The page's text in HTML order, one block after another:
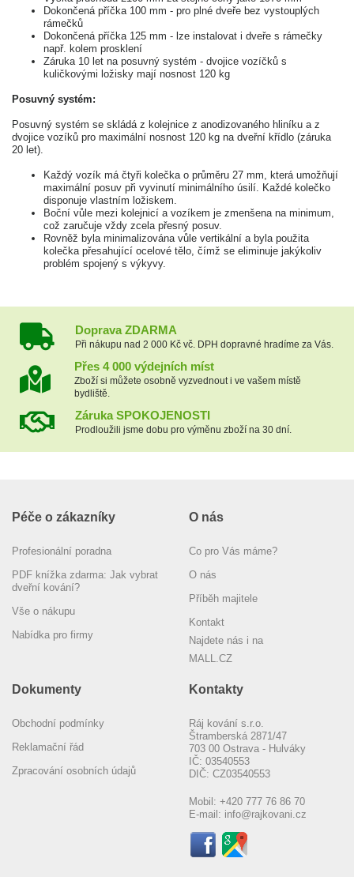
Dokončená příčka 100 mm - pro plné dveře bez vystouplých
rámečků
Dokončená příčka 125 mm - lze instalovat i dveře s rámečky
např. kolem prosklení
Záruka 10 let na posuvný systém - dvojice vozíčků s
kuličkovými ložisky mají nosnost 120 kg
Posuvný systém:
Posuvný systém se skládá z kolejnice z anodizovaného hliníku a z
dvojice vozíků pro maximální nosnost 120 kg na dveřní křídlo (záruka
20 let).
Každý vozík má čtyři kolečka o průměru 27 mm, která umožňují
maximální posuv při vyvinutí minimálního úsilí. Každé kolečko
disponuje vlastním ložiskem.
Boční vůle mezi kolejnicí a vozíkem je zmenšena na minimum,
což zaručuje vždy zcela přesný posuv.
Rovněž byla minimalizována vůle vertikální a byla použita
kolečka přesahující ocelové tělo, čímž se eliminuje jakýkoliv
problém spojený s výkyvy.
Doprava ZDARMA
Při nákupu nad 2 000 Kč vč. DPH dopravné hradíme za Vás.
Přes 4 000 výdejních míst
Zboží si můžete osobně vyzvednout i ve vašem místě
bydliště.
Záruka SPOKOJENOSTI
Prodloužili jsme dobu pro výměnu zboží na 30 dní.
Péče o zákazníky
Profesionální poradna
PDF knížka zdarma: Jak vybrat
dveřní kování?
Vše o nákupu
Nabídka pro firmy
O nás
Co pro Vás máme?
O nás
Příběh majitele
Kontakt
Najdete nás i na
MALL.CZ
Dokumenty
Obchodní podmínky
Reklamační řád
Zpracování osobních údajů
Kontakty
Ráj kování s.r.o.
Štramberská 2871/47
703 00 Ostrava - Hulváky
IČ: 03540553
DIČ: CZ03540553
Mobil: +420 777 76 86 70
E-mail: info@rajkovani.cz